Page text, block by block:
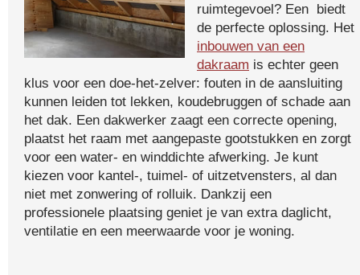
ruimtegevoel? Een biedt
de perfecte oplossing. Het
inbouwen van een
dakraam is echter geen
klus voor een doe-het-zelver: fouten in de aansluiting
kunnen leiden tot lekken, koudebruggen of schade aan
het dak. Een dakwerker zaagt een correcte opening,
plaatst het raam met aangepaste gootstukken en zorgt
voor een water- en winddichte afwerking. Je kunt
kiezen voor kantel-, tuimel- of uitzetvensters, al dan
niet met zonwering of rolluik. Dankzij een
professionele plaatsing geniet je van extra daglicht,
ventilatie en een meerwaarde voor je woning.